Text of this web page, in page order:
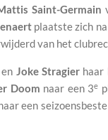
Saint-Germain
plaatste zich
van het
Joke Stragier haar
Doom naar een 3e
een